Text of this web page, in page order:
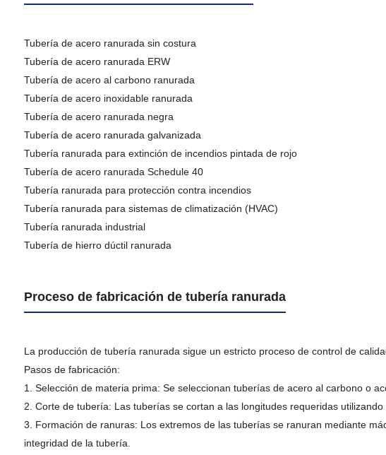
Tubería de acero ranurada sin costura
Tubería de acero ranurada ERW
Tubería de acero al carbono ranurada
Tubería de acero inoxidable ranurada
Tubería de acero ranurada negra
Tubería de acero ranurada galvanizada
Tubería ranurada para extinción de incendios pintada de rojo
Tubería de acero ranurada Schedule 40
Tubería ranurada para protección contra incendios
Tubería ranurada para sistemas de climatización (HVAC)
Tubería ranurada industrial
Tubería de hierro dúctil ranurada
Proceso de fabricación de tubería ranurada
La producción de tubería ranurada sigue un estricto proceso de control de
Pasos de fabricación:
1. Selección de materia prima: Se seleccionan tuberías de acero al carbono o
2. Corte de tubería: Las tuberías se cortan a las longitudes requeridas
3. Formación de ranuras: Los extremos de las tuberías se ranuran mediante
integridad de la tubería.